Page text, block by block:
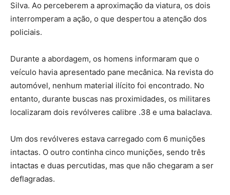
Silva. Ao perceberem a aproximação da viatura, os dois
interromperam a ação, o que despertou a atenção dos
policiais.
Durante a abordagem, os homens informaram que o
veículo havia apresentado pane mecânica. Na revista do
automóvel, nenhum material ilícito foi encontrado. No
entanto, durante buscas nas proximidades, os militares
localizaram dois revólveres calibre .38 e uma balaclava.
Um dos revólveres estava carregado com 6 munições
intactas. O outro continha cinco munições, sendo três
intactas e duas percutidas, mas que não chegaram a ser
deflagradas.